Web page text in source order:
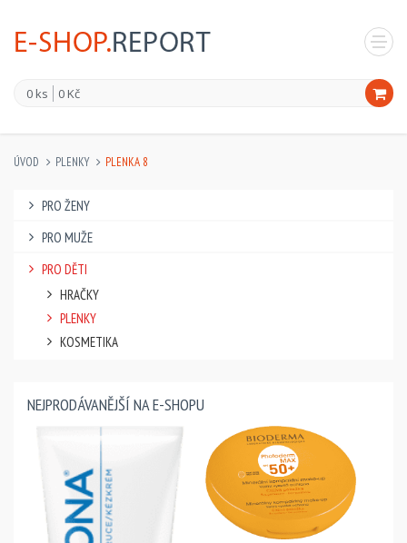
0 ks 0 Kč
ÚVOD PLENKY PLENKA 8
PRO ŽENY
PRO MUŽE
PRO DĚTI
HRAČKY
PLENKY
KOSMETIKA
NEJPRODÁVANĚJŠÍ NA E-SHOPU